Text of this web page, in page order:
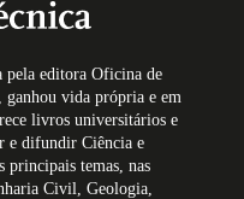
editora Oficina de
ganhou vida própria e em
livros universitários e
e difundir Ciência e
principais temas, nas
Civil, Geologia,